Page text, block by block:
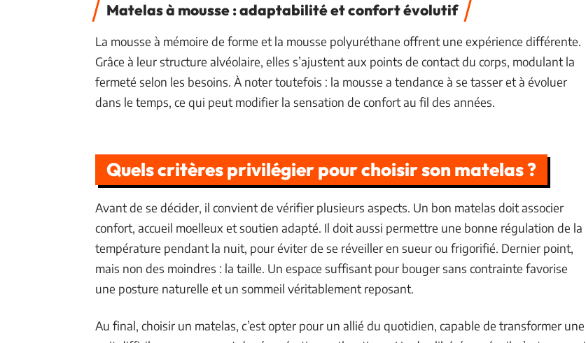
Matelas à mousse : adaptabilité et confort évolutif
La mousse à mémoire de forme et la mousse polyuréthane offrent une expérience différente.
Grâce à leur structure alvéolaire, elles s’ajustent aux points de contact du corps, modulant la
fermeté selon les besoins. À noter toutefois : la mousse a tendance à se tasser et à évoluer
dans le temps, ce qui peut modifier la sensation de confort au fil des années.
Quels critères privilégier pour choisir son matelas ?
Avant de se décider, il convient de vérifier plusieurs aspects. Un bon matelas doit associer
confort, accueil moelleux et soutien adapté. Il doit aussi permettre une bonne régulation de la
température pendant la nuit, pour éviter de se réveiller en sueur ou frigorifié. Dernier point,
mais non des moindres : la taille. Un espace suffisant pour bouger sans contrainte favorise
une posture naturelle et un sommeil véritablement reposant.
Au final, choisir un matelas, c’est opter pour un allié du quotidien, capable de transformer une